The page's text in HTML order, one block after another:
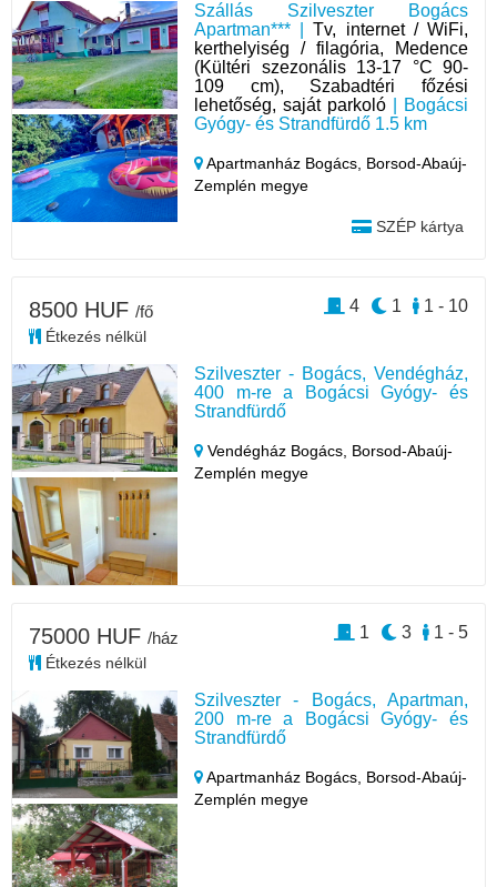
Szállás Szilveszter Bogács
Apartman*** |Tv, internet / WiFi,
kerthelyiség / filagória, Medence
(Kültéri szezonális 13-17 °C 90-
109 cm), Szabadtéri főzési
lehetőség, saját parkoló | Bogácsi
Gyógy- és Strandfürdő 1.5 km
Apartmanház Bogács, Borsod-Abaúj-
Zemplén megye
SZÉP kártya
Szilveszter - Bogács, Vendégház,
400 m-re a Bogácsi Gyógy- és
Strandfürdő
Vendégház Bogács, Borsod-Abaúj-
Zemplén megye
8500 HUF /fő
Étkezés nélkül
1 - 10
1
4
Szilveszter - Bogács, Apartman,
200 m-re a Bogácsi Gyógy- és
Strandfürdő
Apartmanház Bogács, Borsod-Abaúj-
Zemplén megye
75000 HUF /ház
Étkezés nélkül
1 - 5
3
1